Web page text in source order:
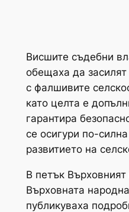
Висшите съдебни
обещаха да засилят
с фалшивите
като целта е
гарантира
се осигури по-
развитието на
В петък
Върховната
публикуваха